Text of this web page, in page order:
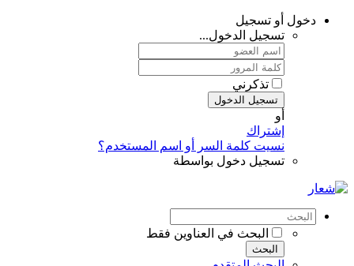
دخول أو تسجيل
تسجيل الدخول...
تذكرني
تسجيل الدخول
أو
إشتراك
نسيت كلمة السر أو اسم المستخدم؟
تسجيل دخول بواسطة
البحث في العناوين فقط
البحث